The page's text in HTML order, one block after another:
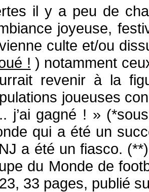
il y a peu de
joyeuse,
culte et/ou
! ) notamment
revenir à la
joueuses
j’ai gagné ! »
qui a été un
a été un fiasco.
du Monde de
33 pages, publié